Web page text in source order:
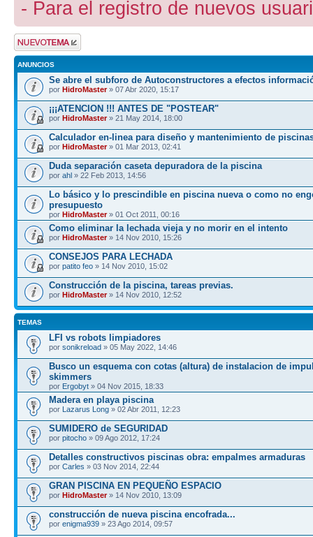
- Para el registro de nuevos
Publicar un nuevo
tema
ANUNCIOS
Se abre el subforo de Autoconstructores a efectos
por HidroMaster» 07 Abr 2020, 15:17
¡¡¡ATENCION !!! ANTES DE "POSTEAR"
por HidroMaster» 21 May 2014, 18:00
Calculador en-linea para diseño y mantenimiento de
por HidroMaster» 01 Mar 2013, 02:41
Duda separación caseta depuradora de la piscina
por ahl » 22 Feb 2013, 14:56
Lo básico y lo prescindible en piscina nueva o como no
presupuesto
por HidroMaster» 01 Oct 2011, 00:16
Como eliminar la lechada vieja y no morir en el intento
por HidroMaster» 14 Nov 2010, 15:26
CONSEJOS PARA LECHADA
por patito feo » 14 Nov 2010, 15:02
Construcción de la piscina, tareas previas.
por HidroMaster» 14 Nov 2010, 12:52
TEMAS
LFI vs robots limpiadores
por sonikreload » 05 May 2022, 14:46
Busco un esquema con cotas (altura) de instalacion de
skimmers
por Ergobyt » 04 Nov 2015, 18:33
Madera en playa piscina
por Lazarus Long » 02 Abr 2011, 12:23
SUMIDERO de SEGURIDAD
por pitocho » 09 Ago 2012, 17:24
Detalles constructivos piscinas obra: empalmes armaduras
por Carles » 03 Nov 2014, 22:44
GRAN PISCINA EN PEQUEÑO ESPACIO
por HidroMaster» 14 Nov 2010, 13:09
construcción de nueva piscina encofrada...
por enigma939 » 23 Ago 2014, 09:57